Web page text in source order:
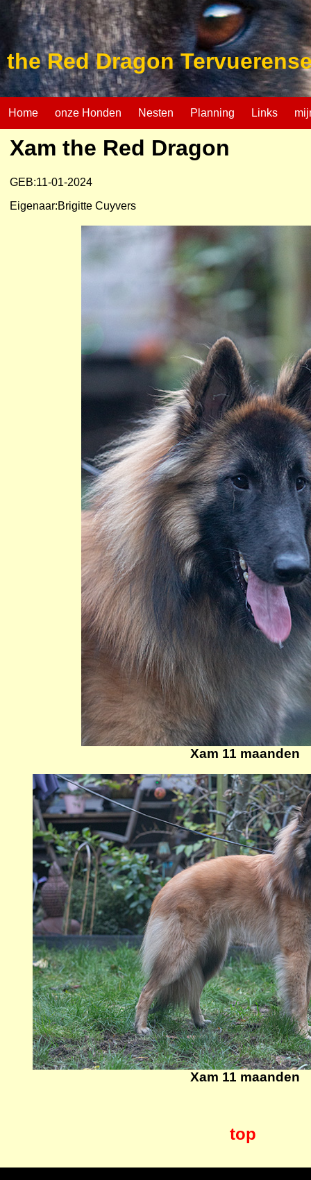
the Red Dragon
Home onze Honden Nesten Planning Links
Xam the Red Dragon
GEB:11-01-2024
Eigenaar:Brigitte Cuyvers
Xam 11 maanden
Xam 11 maanden
top